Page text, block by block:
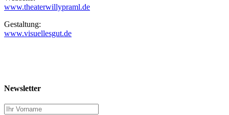
www.theaterwillypraml.de
Gestaltung:
www.visuellesgut.de
Newsletter